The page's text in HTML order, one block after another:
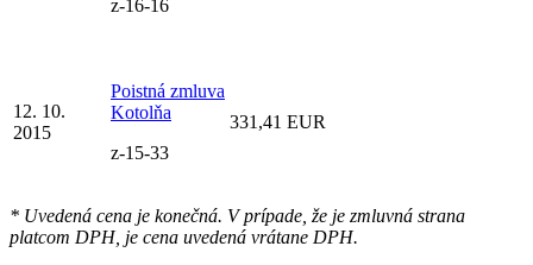
z-16-16
12. 10.
2015
Poistná zmluva
Kotolňa
z-15-33
331,41 EUR
* Uvedená cena je konečná. V prípade, že je zmluvná strana
platcom DPH, je cena uvedená vrátane DPH.